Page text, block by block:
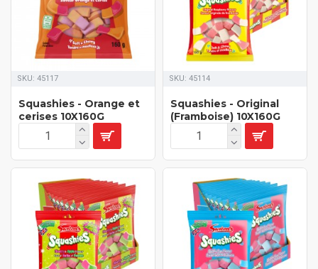
SKU: 45117
Squashies - Orange et
cerises 10X160G
SKU: 45114
Squashies - Original
(Framboise) 10X160G